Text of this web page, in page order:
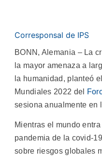
Corresponsal de IPS
BONN, Alemania – La
la mayor amenaza a
la humanidad, planteó
Mundiales 2022 del
sesiona anualmente en
Mientras el mundo
pandemia de la covid-
sobre riesgos globales